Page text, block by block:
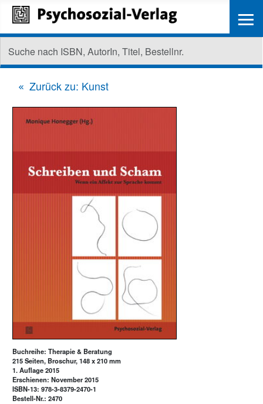
Zurück zu: Kunst
Buchreihe: Therapie & Beratung
215 Seiten, Broschur, 148 x 210 mm
1. Auflage 2015
Erschienen: November 2015
ISBN-13: 978-3-8379-2470-1
Bestell-Nr.: 2470
≡